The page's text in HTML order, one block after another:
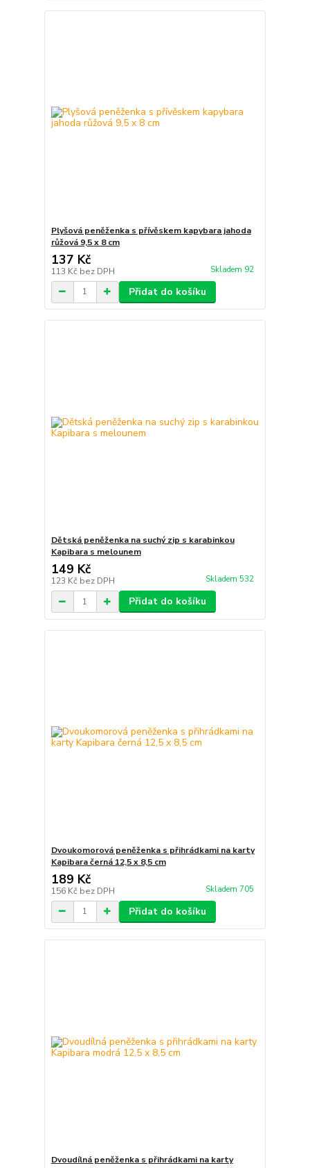
Plyšová peněženka s přívěskem kapybara jahoda
růžová 9,5 x 8 cm
137 Kč
113 Kč bez DPH Skladem 92
Přidat do košíku
Dětská peněženka na suchý zip s karabinkou
Kapibara s melounem
149 Kč
123 Kč bez DPH Skladem 532
Přidat do košíku
Dvoukomorová peněženka s přihrádkami na karty
Kapibara černá 12,5 x 8,5 cm
189 Kč
156 Kč bez DPH Skladem 705
Přidat do košíku
Dvoudílná peněženka s přihrádkami na karty